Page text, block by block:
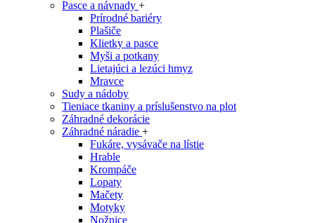
Pasce a návnady +
Prírodné bariéry
Plašiče
Klietky a pasce
Myši a potkany
Lietajúci a lezúci hmyz
Mravce
Sudy a nádoby
Tieniace tkaniny a príslušenstvo na plot
Záhradné dekorácie
Záhradné náradie +
Fukáre, vysávače na lístie
Hrable
Krompáče
Lopaty
Mačety
Motyky
Nožnice